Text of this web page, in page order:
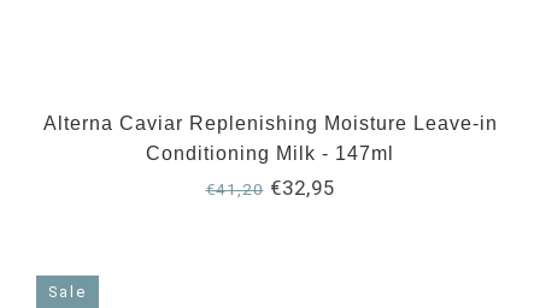
Alterna Caviar Replenishing Moisture Leave-in
Conditioning Milk - 147ml
€41,20€32,95
Sale